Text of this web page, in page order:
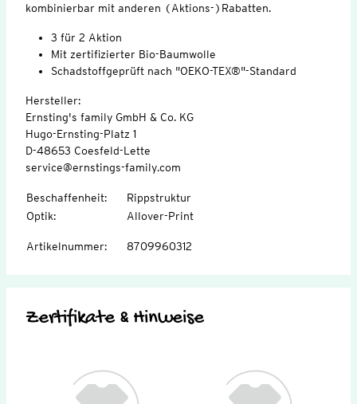
kombinierbar mit anderen (Aktions-)Rabatten.
3 für 2 Aktion
Mit zertifizierter Bio-Baumwolle
Schadstoffgeprüft nach "OEKO-TEX®"-Standard
Hersteller:
Ernsting's family GmbH & Co. KG
Hugo-Ernsting-Platz 1
D-48653 Coesfeld-Lette
service@ernstings-family.com
Beschaffenheit:
Rippstruktur
Optik: Allover-Print
Artikelnummer: 8709960312
Zertifikate & Hinweise